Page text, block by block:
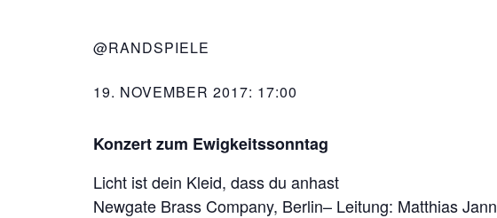
@RANDSPIELE
19. NOVEMBER 2017: 17:00
Konzert zum Ewigkeitssonntag
Licht ist dein Kleid, dass du anhast
Newgate Brass Company, Berlin– Leitung: Matthias Jann